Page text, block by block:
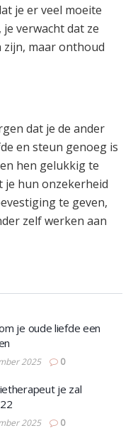
je er veel moeite
verwacht dat ze
maar onthoud
dat je de ander
en steun genoeg is
hen gelukkig te
je hun onzekerheid
te geven,
zelf werken aan
je oude liefde een
2025 0
je zal
2025 0